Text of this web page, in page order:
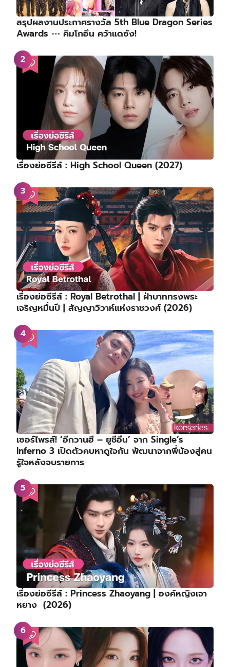
สรุปผลงานประกาศรางวัล 5th Blue Dragon Series
Awards ⋯ คิมโกอึน คว้าแดซัง!
เรื่องย่อซีรีส์ : High School Queen (2027)
เรื่องย่อซีรีส์ : Royal Betrothal | ฝ่าบาททรงพระ
เจริญหมื่นปี | สัญญาวิวาห์แห่งราชวงศ์ (2026)
เซอร์ไพรส์! ‘อีกวานฮี – ยูชีอึน’ จาก Single’s
Inferno 3 เปิดตัวคบหาดูใจกัน พัฒนาจากพี่น้องสู่คน
รู้ใจหลังจบรายการ
เรื่องย่อซีรีส์ : Princess Zhaoyang | องค์หญิงเจา
หยาง (2026)